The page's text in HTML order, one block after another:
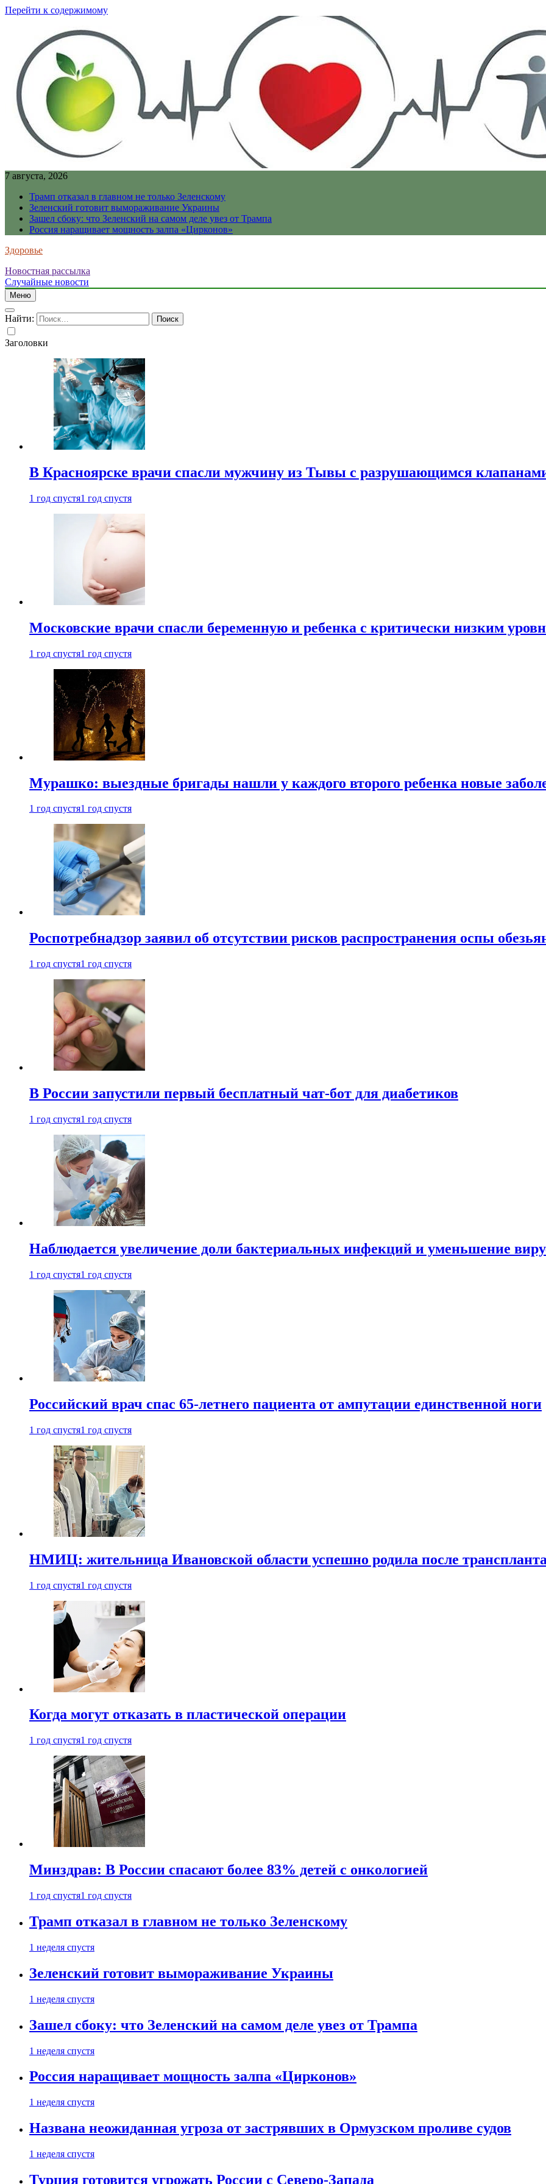
Перейти к содержимому
7 августа, 2026
Трамп отказал в главном не только Зеленскому
Зеленский готовит вымораживание Украины
Зашел сбоку: что Зеленский на самом деле увез от Трампа
Россия наращивает мощность залпа «Цирконов»
Здоровье
Новостная рассылка
Случайные новости
Меню
Найти:
Заголовки
В Красноярске врачи спасли мужчину из Тывы с разрушающимся
1 год спустя1 год спустя
Московские врачи спасли беременную и ребенка с критически низким
1 год спустя1 год спустя
Мурашко: выездные бригады нашли у каждого второго ребенка новые
1 год спустя1 год спустя
Роспотребнадзор заявил об отсутствии рисков распространения оспы
1 год спустя1 год спустя
В России запустили первый бесплатный чат-бот для диабетиков
1 год спустя1 год спустя
Наблюдается увеличение доли бактериальных инфекций и уменьшение
1 год спустя1 год спустя
Российский врач спас 65-летнего пациента от ампутации единственной ноги
1 год спустя1 год спустя
НМИЦ: жительница Ивановской области успешно родила после
1 год спустя1 год спустя
Когда могут отказать в пластической операции
1 год спустя1 год спустя
Минздрав: В России спасают более 83% детей с онкологией
1 год спустя1 год спустя
Трамп отказал в главном не только Зеленскому
1 неделя спустя
Зеленский готовит вымораживание Украины
1 неделя спустя
Зашел сбоку: что Зеленский на самом деле увез от Трампа
1 неделя спустя
Россия наращивает мощность залпа «Цирконов»
1 неделя спустя
Названа неожиданная угроза от застрявших в Ормузском проливе судов
1 неделя спустя
Турция готовится угрожать России с Северо-Запада